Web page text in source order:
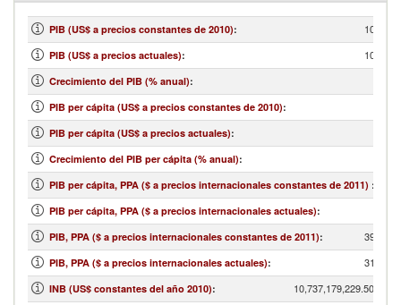
PIB (US$ a precios constantes de 2010):
PIB (US$ a precios actuales):
Crecimiento del PIB (% anual):
PIB per cápita (US$ a precios constantes de 2010):
PIB per cápita (US$ a precios actuales):
Crecimiento del PIB per cápita (% anual):
PIB per cápita, PPA ($ a precios internacionales constantes de 2011) :
PIB per cápita, PPA ($ a precios internacionales actuales):
PIB, PPA ($ a precios internacionales constantes de 2011):
PIB, PPA ($ a precios internacionales actuales):
INB (US$ constantes del año 2010): 10,737,179,229.50